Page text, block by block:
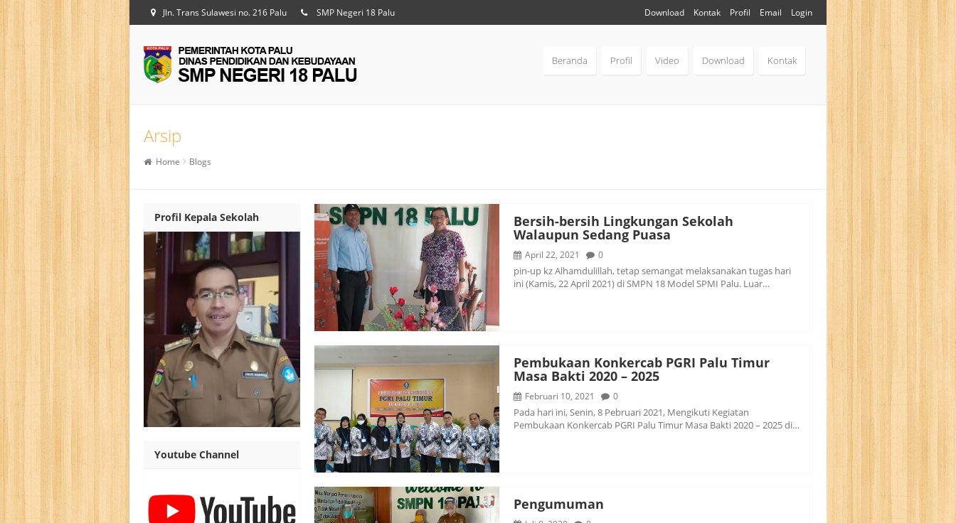
Jln. Trans Sulawesi no. 216 Palu SMP Negeri 18 Palu Download Kontak Profil Email Login
Beranda Profil Video Download Kontak
Arsip
Home Blogs
Bersih-bersih Lingkungan Sekolah
Walaupun Sedang Puasa
April 22, 2021 0
pin-up kz Alhamdulillah, tetap semangat melaksanakan tugas hari
ini (Kamis, 22 April 2021) di SMPN 18 Model SPMI Palu. Luar…
Pembukaan Konkercab PGRI Palu Timur
Masa Bakti 2020 – 2025
Februari 10, 2021 0
Pada hari ini, Senin, 8 Pebruari 2021, Mengikuti Kegiatan
Pembukaan Konkercab PGRI Palu Timur Masa Bakti 2020 – 2025 di…
Pengumuman
Profil Kepala Sekolah
Youtube Channel